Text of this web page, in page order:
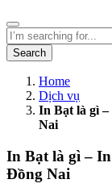
Search
Home
Dịch vụ
In Bạt là gì
Nai
In Bạt là gì –
Đồng Nai